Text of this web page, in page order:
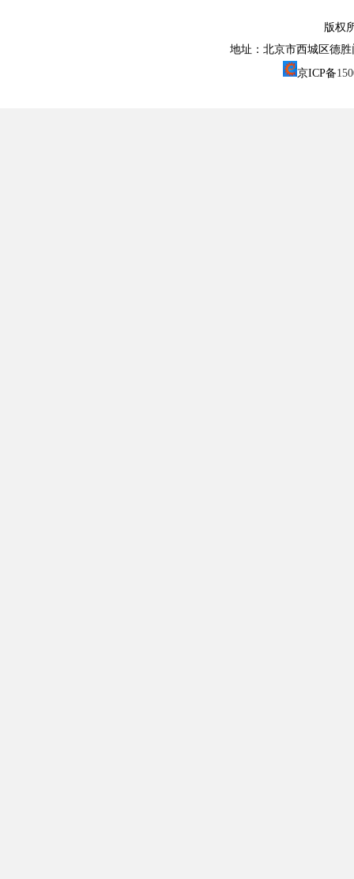
版权
地址：北京市西城区德
京ICP备